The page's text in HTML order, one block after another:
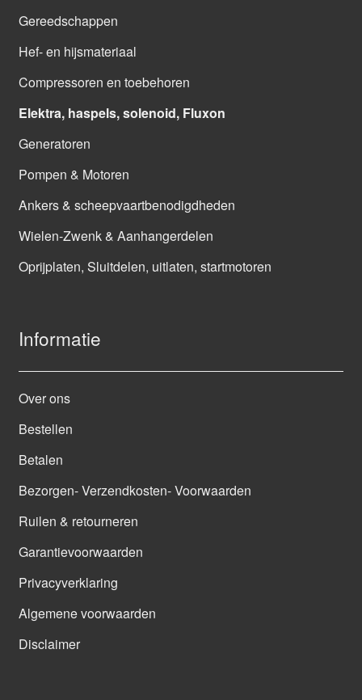
Gereedschappen
Hef- en hijsmateriaal
Compressoren en toebehoren
Elektra, haspels, solenoid, Fluxon
Generatoren
Pompen & Motoren
Ankers & scheepvaartbenodigdheden
Wielen-Zwenk & Aanhangerdelen
Oprijplaten, Sluitdelen, uitlaten, startmotoren
Informatie
Over ons
Bestellen
Betalen
Bezorgen- Verzendkosten- Voorwaarden
Ruilen & retourneren
Garantievoorwaarden
Privacyverklaring
Algemene voorwaarden
Disclaimer